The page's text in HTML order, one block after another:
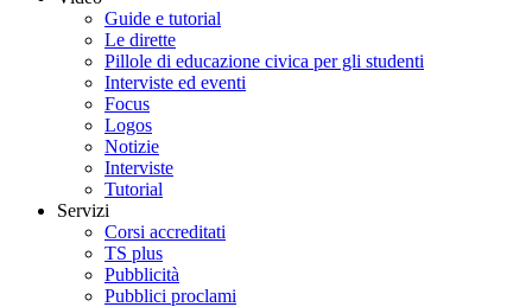
Guide e tutorial
Le dirette
Pillole di educazione civica per gli studenti
Interviste ed eventi
Focus
Logos
Notizie
Interviste
Tutorial
Servizi
Corsi accreditati
TS plus
Pubblicità
Pubblici proclami